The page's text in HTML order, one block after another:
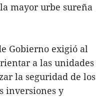
mayor urbe sureña
Gobierno exigió al
a las unidades
la seguridad de los
inversiones y